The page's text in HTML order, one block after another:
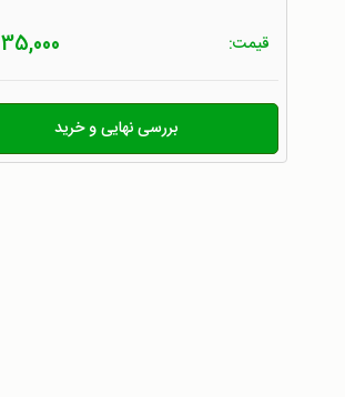
35,000 قیمت:
بررسی نهایی و خرید